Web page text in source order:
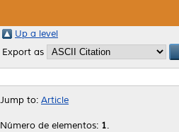
Up a level
Export as
Jump to: Article
Número de elementos: 1.